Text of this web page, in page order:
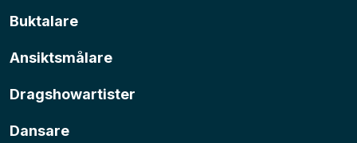
Buktalare
Ansiktsmålare
Dragshowartister
Dansare